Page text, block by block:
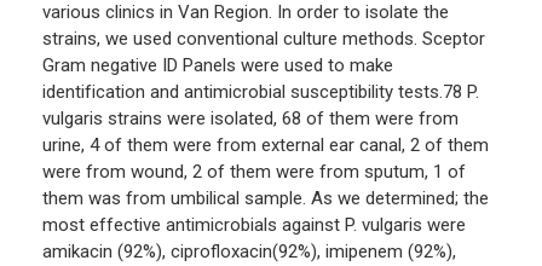
various clinics in Van Region. In order to isolate the
strains, we used conventional culture methods. Sceptor
Gram negative ID Panels were used to make
identification and antimicrobial susceptibility tests.78 P.
vulgaris strains were isolated, 68 of them were from
urine, 4 of them were from external ear canal, 2 of them
were from wound, 2 of them were from sputum, 1 of
them was from umbilical sample. As we determined; the
most effective antimicrobials against P. vulgaris were
amikacin (92%), ciprofloxacin(92%), imipenem (92%),